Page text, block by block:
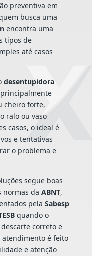
preventiva em
busca uma
encontra uma
tipos de
até casos
desentupidora
cheiro forte,
ralo ou vaso
casos, o ideal é
e tentativas
o problema e
segue boas
normas da ABNT,
pela Sabesp
quando o
correto e
atendimento é feito
e atenção